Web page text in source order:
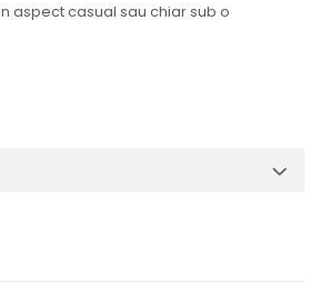
aspect casual sau chiar sub o